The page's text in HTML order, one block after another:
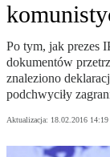
Po tym, jak prezes
dokumentów
znaleziono
podchwyciły
Aktualizacja: 18.02.2016 14:19